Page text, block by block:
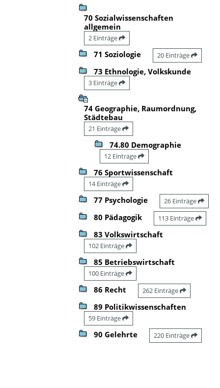
70 Sozialwissenschaften
allgemein
2 Einträge
71 Soziologie 20 Einträge
73 Ethnologie, Volkskunde
3 Einträge
74 Geographie, Raumordnung,
Städtebau
21 Einträge
74.80 Demographie
12 Einträge
76 Sportwissenschaft
14 Einträge
77 Psychologie 26 Einträge
80 Pädagogik 113 Einträge
83 Volkswirtschaft
102 Einträge
85 Betriebswirtschaft
100 Einträge
86 Recht 262 Einträge
89 Politikwissenschaften
59 Einträge
90 Gelehrte 220 Einträge